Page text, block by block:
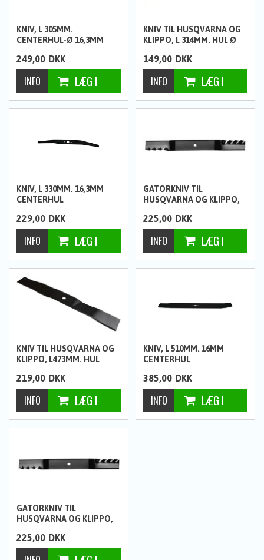
KNIV, L 305MM.
CENTERHUL-Ø 16,3MM
249,00 DKK
KNIV TIL HUSQVARNA OG
KLIPPO, L 314MM. HUL Ø
149,00 DKK
KNIV, L 330MM. 16,3MM
CENTERHUL
229,00 DKK
GATORKNIV TIL
HUSQVARNA OG KLIPPO,
225,00 DKK
KNIV TIL HUSQVARNA OG
KLIPPO, L473MM. HUL
219,00 DKK
KNIV, L 510MM. 16MM
CENTERHUL
385,00 DKK
GATORKNIV TIL
HUSQVARNA OG KLIPPO,
225,00 DKK